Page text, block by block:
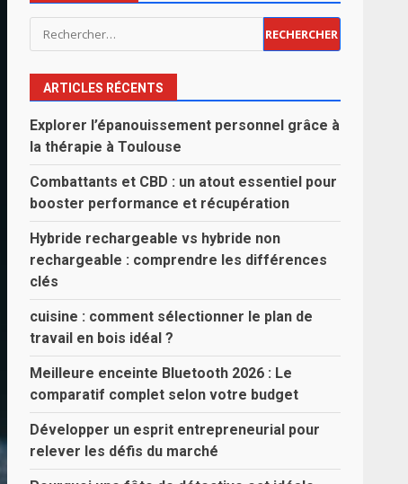
Rechercher :
ARTICLES RÉCENTS
Explorer l’épanouissement personnel grâce à
la thérapie à Toulouse
Combattants et CBD : un atout essentiel pour
booster performance et récupération
Hybride rechargeable vs hybride non
rechargeable : comprendre les différences
clés
cuisine : comment sélectionner le plan de
travail en bois idéal ?
Meilleure enceinte Bluetooth 2026 : Le
comparatif complet selon votre budget
Développer un esprit entrepreneurial pour
relever les défis du marché